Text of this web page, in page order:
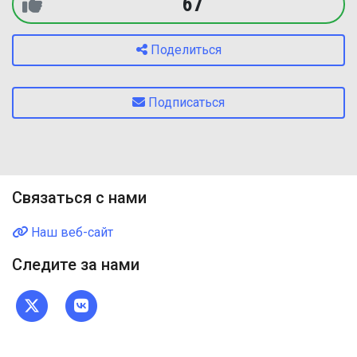
Поделиться
Подписаться
Связаться с нами
Наш веб-сайт
Следите за нами